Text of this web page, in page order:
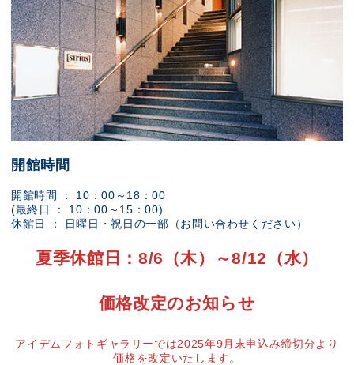
開館時間
開館時間 ： 10：00～18：00
(最終日 ： 10：00～15：00)
休館日 ： 日曜日・祝日の一部（お問い合わせください）
夏季休館日：8/6（木）～8/12（水）
価格改定のお知らせ
アイデムフォトギャラリーでは2025年9月末申込み締切分より
価格を改定いたします。